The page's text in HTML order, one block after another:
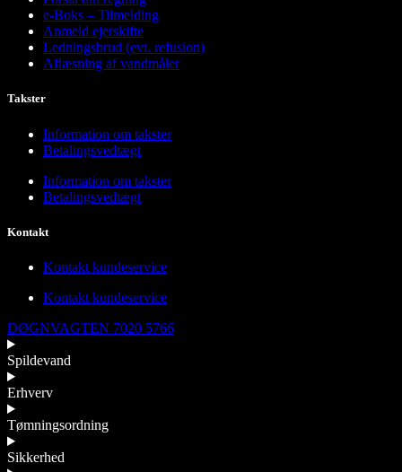
e-Boks – Tilmelding
Anmeld ejerskifte
Ledningsbrud (evt. refusion)
Aflæsning af vandmåler
Takster
Information om takster
Betalingsvedtægt
Information om takster
Betalingsvedtægt
Kontakt
Kontakt kundeservice
Kontakt kundeservice
DØGNVAGTEN 7020 5766
Spildevand
Erhverv
Tømningsordning
Sikkerhed